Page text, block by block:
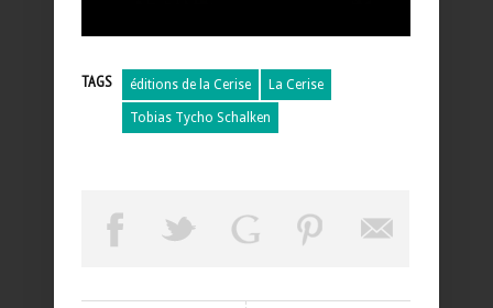
TAGS éditions de la Cerise La Cerise
Tobias Tycho Schalken